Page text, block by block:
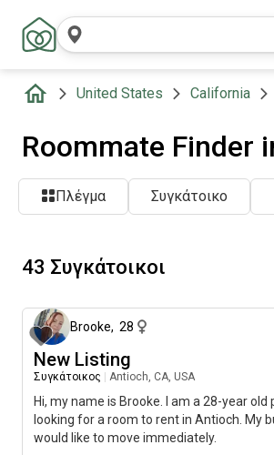
United States California
Roommate Finder
Πλέγμα Συγκάτοικο
43 Συγκάτοικοι
Brooke, 28
New Listing
Συγκάτοικος Antioch, CA, USA
Hi, my name is Brooke. I am a 28-year old
looking for a room to rent in Antioch. My
would like to move immediately.